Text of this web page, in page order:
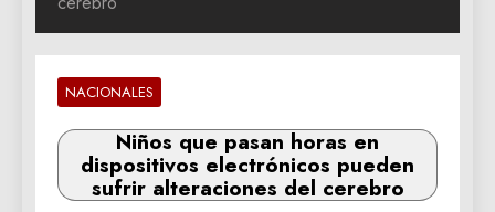
NACIONALES
Niños que pasan horas en
dispositivos electrónicos pueden
sufrir alteraciones del cerebro